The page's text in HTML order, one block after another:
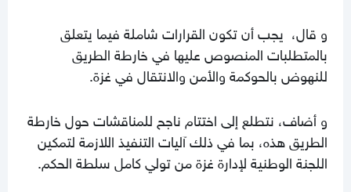
و قال، يجب أن تكون القرارات شاملة فيما يتعلق
بالمتطلبات المنصوص عليها في خارطة الطريق
للنهوض بالحوكمة والأمن والانتقال في غزة.
و أضاف، نتطلع إلى اختتام ناجح للمناقشات حول خارطة
الطريق هذه، بما في ذلك آليات التنفيذ اللازمة لتمكين
اللجنة الوطنية لإدارة غزة من تولي كامل سلطة الحكم.